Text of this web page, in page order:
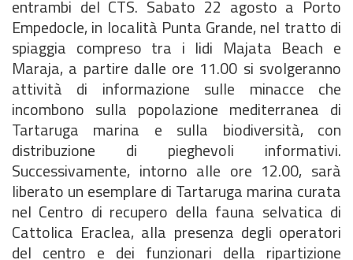
entrambi del CTS. Sabato 22 agosto a Porto
Empedocle, in località Punta Grande, nel tratto di
spiaggia compreso tra i lidi Majata Beach e
Maraja, a partire dalle ore 11.00 si svolgeranno
attività di informazione sulle minacce che
incombono sulla popolazione mediterranea di
Tartaruga marina e sulla biodiversità, con
distribuzione di pieghevoli informativi.
Successivamente, intorno alle ore 12.00, sarà
liberato un esemplare di Tartaruga marina curata
nel Centro di recupero della fauna selvatica di
Cattolica Eraclea, alla presenza degli operatori
del centro e dei funzionari della ripartizione